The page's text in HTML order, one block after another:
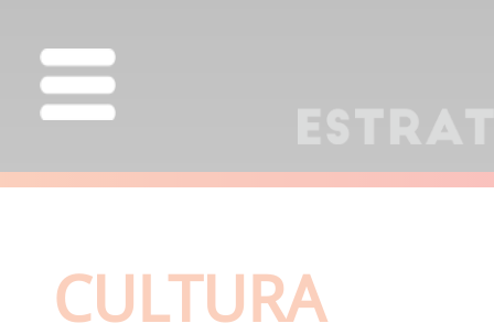
CULTURA